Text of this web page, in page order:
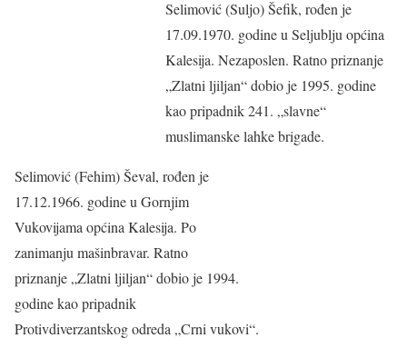
Selimović (Suljo) Šefik, rođen je
17.09.1970. godine u Seljublju općina
Kalesija. Nezaposlen. Ratno priznanje
„Zlatni ljiljan“ dobio je 1995. godine
kao pripadnik 241. „slavne“
muslimanske lahke brigade.
Selimović (Fehim) Ševal, rođen je
17.12.1966. godine u Gornjim
Vukovijama općina Kalesija. Po
zanimanju mašinbravar. Ratno
priznanje „Zlatni ljiljan“ dobio je 1994.
godine kao pripadnik
Protivdiverzantskog odreda „Crni vukovi“.